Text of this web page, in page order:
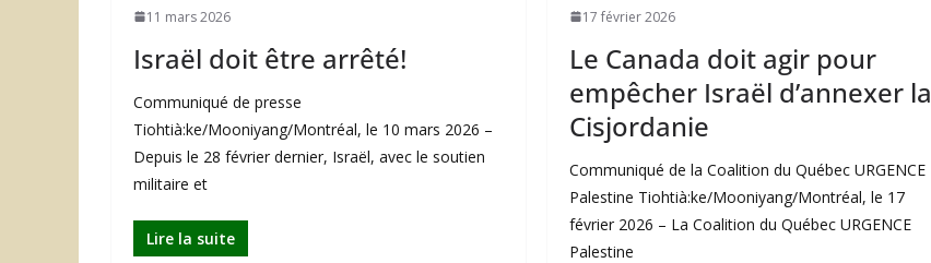
11 mars 2026
Israël doit être arrêté!
Communiqué de presse
Tiohtià:ke/Mooniyang/Montréal, le 10 mars 2026 –
Depuis le 28 février dernier, Israël, avec le soutien
militaire et
Lire la suite
17 février 2026
Le Canada doit agir pour
empêcher Israël d’annexer la
Cisjordanie
Communiqué de la Coalition du Québec URGENCE
Palestine Tiohtià:ke/Mooniyang/Montréal, le 17
février 2026 – La Coalition du Québec URGENCE
Palestine